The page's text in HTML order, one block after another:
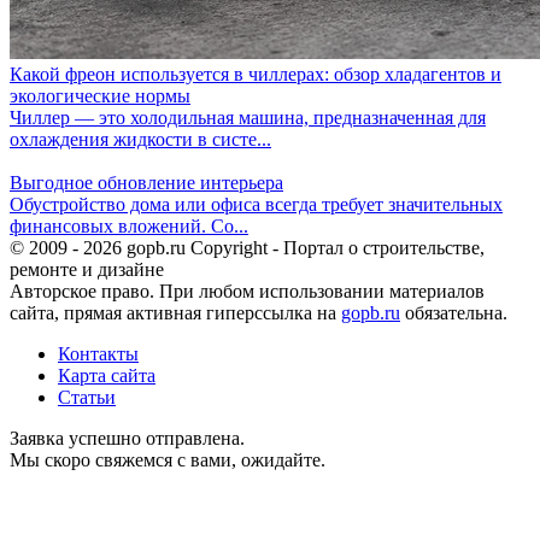
Какой фреон используется в чиллерах: обзор хладагентов и
экологические нормы
Чиллер — это холодильная машина, предназначенная для
охлаждения жидкости в систе...
Выгодное обновление интерьера
Обустройство дома или офиса всегда требует значительных
финансовых вложений. Со...
© 2009 - 2026 gopb.ru Copyright - Портал о строительстве,
ремонте и дизайне
Авторское право. При любом использовании материалов
сайта, прямая активная гиперссылка на gopb.ru обязательна.
Контакты
Карта сайта
Статьи
Заявка успешно отправлена.
Мы скоро свяжемся с вами, ожидайте.